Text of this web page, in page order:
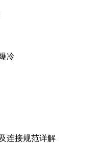
冷
连接规范详解